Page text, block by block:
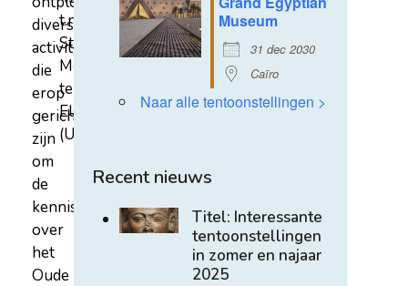
Museum
31 dec 2030
Caïro
Naar alle tentoonstellingen >
Recent nieuws
Titel: Interessante
tentoonstellingen
in zomer en najaar
2025
diverse
activiteiten
die
erop
gericht
zijn
om
de
kennis
over
het
Oude
t.n.v.
Stichting
Mehen
te
Elst
(U)